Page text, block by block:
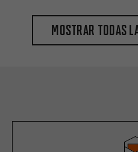
Mostrar todas